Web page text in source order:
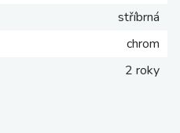
stříbrná
chrom
2 roky